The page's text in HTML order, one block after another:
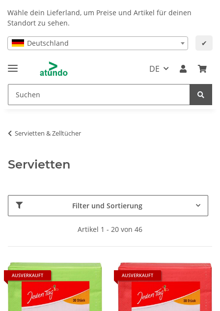
Wähle dein Lieferland, um Preise und Artikel für deinen
Standort zu sehen.
Deutschland ✔
DE
Servietten & Zelltücher
Servietten
Filter und Sortierung
Artikel 1 - 20 von 46
AUSVERKAUFT AUSVERKAUFT